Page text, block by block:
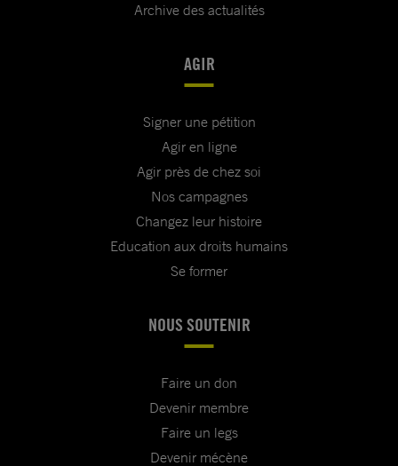
Archive des actualités
AGIR
Signer une pétition
Agir en ligne
Agir près de chez soi
Nos campagnes
Changez leur histoire
Education aux droits humains
Se former
NOUS SOUTENIR
Faire un don
Devenir membre
Faire un legs
Devenir mécène